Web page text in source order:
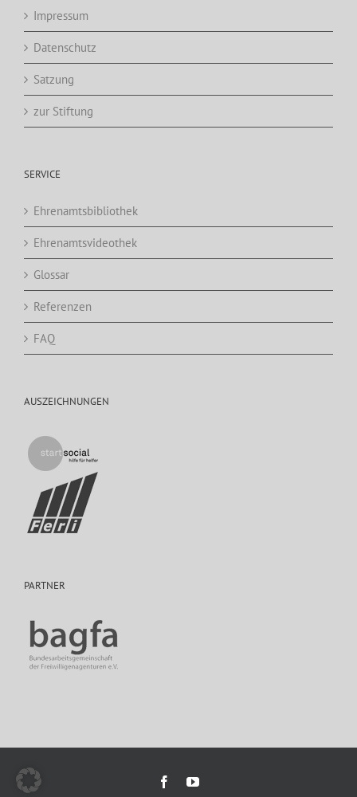
Impressum
Datenschutz
Satzung
zur Stiftung
SERVICE
Ehrenamtsbibliothek
Ehrenamtsvideothek
Glossar
Referenzen
FAQ
AUSZEICHNUNGEN
PARTNER
FacebookYouTube